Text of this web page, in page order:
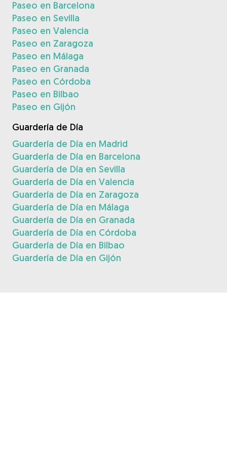
Paseo en Barcelona
Paseo en Sevilla
Paseo en Valencia
Paseo en Zaragoza
Paseo en Málaga
Paseo en Granada
Paseo en Córdoba
Paseo en Bilbao
Paseo en Gijón
Guardería de Día
Guardería de Día en Madrid
Guardería de Día en Barcelona
Guardería de Día en Sevilla
Guardería de Día en Valencia
Guardería de Día en Zaragoza
Guardería de Día en Málaga
Guardería de Día en Granada
Guardería de Día en Córdoba
Guardería de Día en Bilbao
Guardería de Día en Gijón